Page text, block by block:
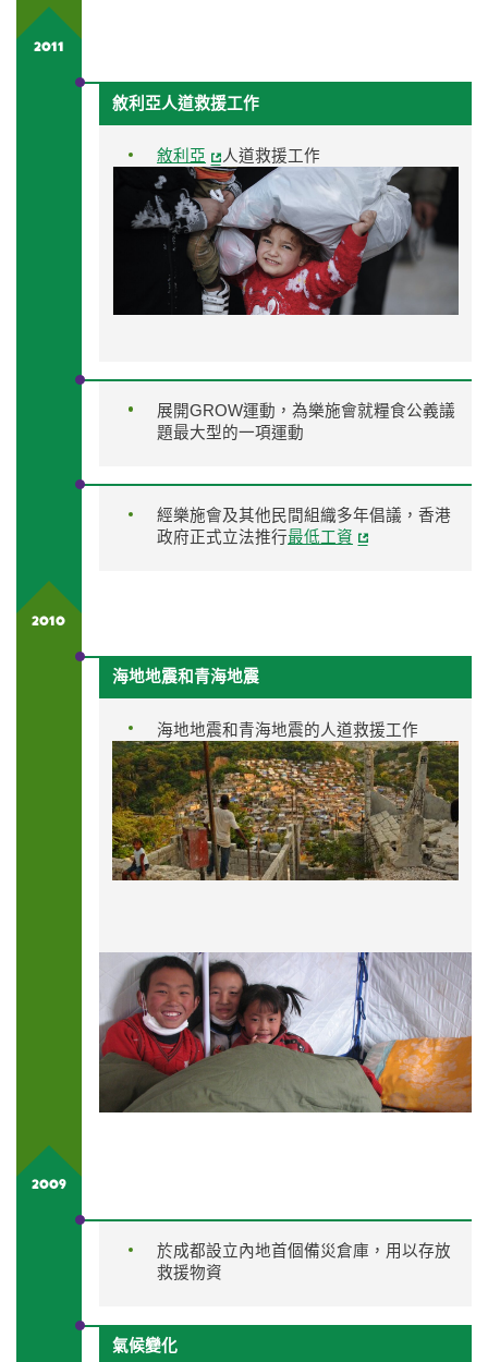
2011
敘利亞人道救援工作
敘利亞 人道救援工作
展開GROW運動，為樂施會就糧食公義議
題最大型的一項運動
經樂施會及其他民間組織多年倡議，香港
政府正式立法推行最低工資
2010
海地地震和青海地震
海地地震和青海地震的人道救援工作
2009
於成都設立內地首個備災倉庫，用以存放
救援物資
氣候變化